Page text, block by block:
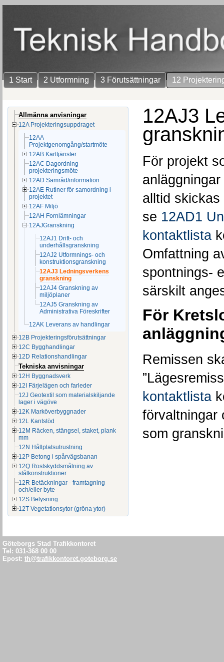
1 Start 2 Utformning 3 Förutsättningar 12
Allmänna anvisningar
12A Projekteringsuppdraget
12AA
Projektgenomgång/startmöte
12AB Karttjänster
12AC Dagordning
projekteringsmöte
12AD Samråd/information
12AE Rutiner för samordning i
projektet
12AF Miljö
12AH Fornlämningar
12AJGranskning
12AJ1 Drift- och
underhållsgranskning
12AJ2 Utformnings- och
konstruktionsgranskning
12AJ3 Ledningsverkens
granskning
12AJ4 Granskning av
miljöplaner
12AJ5 Granskning av
Administrativa Föreskrifter
12AK Leverans av handlingar
12B Projekteringsförutsättningar
12C Bygghandlingar
12D Relationshandlingar
Tekniska anvisningar
12H Byggnadsverk
12I Färjelägen och farleder
12J Geotextil som materialskiljande
lager i vägöve
12K Marköverbyggnader
12L Kantstöd
12M Räcken, stängsel, staket, plank
mm
12N Hållplatsutrustning
12P Betong i spårvägsbanan
12Q Rostskyddsmålning av
stålkonstruktioner
12R Betäckningar - framtagning
och/eller byte
12S Belysning
12T Vegetationsytor (gröna ytor)
12AJ3
För projekt
alltid
se 12AD1
kontaktlista
Omfattning
spontnings-
särskilt
För
Remissen
kontaktlista
förvaltningar
som
Göteborgs Stad Trafikkontoret
Tel: 031-368 00 00
Epost: th@trafikkontoret.goteborg.se